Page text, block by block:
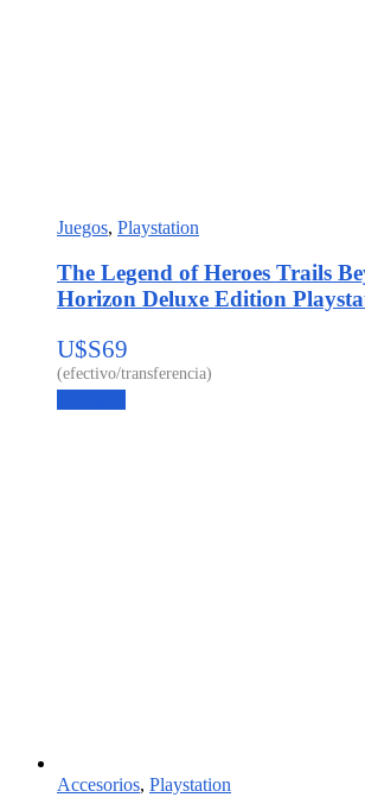
Juegos, Playstation
The Legend of Heroes Trails
Horizon Deluxe Edition
U$S69
Accesorios, Playstation